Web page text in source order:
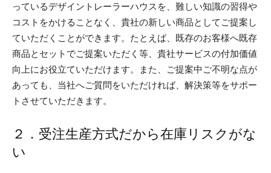
っているデザイントレーラーハウスを、難しい知識の習得や
コストをかけることなく、貴社の新しい商品としてご提案し
ていただくことができます。たとえば、既存のお客様へ既存
商品とセットでご提案いただく等、貴社サービスの付加価値
向上にお役立ていただけます。また、ご提案中ご不明な点が
あっても、当社へご質問をいただければ、解決策等をサポー
トさせていただきます。
２．受注生産方式だから在庫リスクがな
い